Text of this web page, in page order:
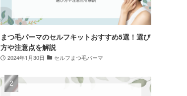
まつ毛パーマのセルフキットおすすめ5選！選び
方や注意点を解説
2024年1月30日 セルフまつ毛パーマ